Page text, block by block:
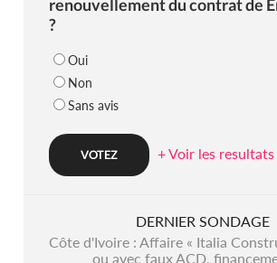
renouvellement du contrat de
?
Oui
Non
Sans avis
+ Voir les resultats
DERNIER SONDAGE
Côte d'Ivoire : Affaire « Italia
ou avec faux ACD,